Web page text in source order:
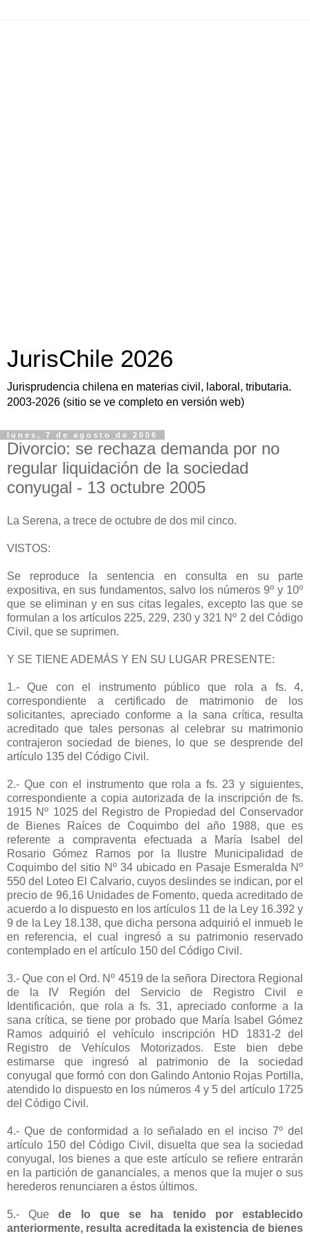
JurisChile 2026
Jurisprudencia chilena en materias civil, laboral, tributaria.
2003-2026 (sitio se ve completo en versión web)
lunes, 7 de agosto de 2006
Divorcio: se rechaza demanda por no
regular liquidación de la sociedad
conyugal - 13 octubre 2005
La Serena, a trece de octubre de dos mil cinco.
VISTOS:
Se reproduce la sentencia en consulta en su parte
expositiva, en sus fundamentos, salvo los números 9º y 10º
que se eliminan y en sus citas legales, excepto las que se
formulan a los artículos 225, 229, 230 y 321 Nº 2 del Código
Civil, que se suprimen.
Y SE TIENE ADEMÁS Y EN SU LUGAR PRESENTE:
1.- Que con el instrumento público que rola a fs. 4,
correspondiente a certificado de matrimonio de los
solicitantes, apreciado conforme a la sana crítica, resulta
acreditado que tales personas al celebrar su matrimonio
contrajeron sociedad de bienes, lo que se desprende del
artículo 135 del Código Civil.
2.- Que con el instrumento que rola a fs. 23 y siguientes,
correspondiente a copia autorizada de la inscripción de fs.
1915 Nº 1025 del Registro de Propiedad del Conservador
de Bienes Raíces de Coquimbo del año 1988, que es
referente a compraventa efectuada a María Isabel del
Rosario Gómez Ramos por la Ilustre Municipalidad de
Coquimbo del sitio Nº 34 ubicado en Pasaje Esmeralda Nº
550 del Loteo El Calvario, cuyos deslindes se indican, por el
precio de 96,16 Unidades de Fomento, queda acreditado de
acuerdo a lo dispuesto en los artículos 11 de la Ley 16.392 y
9 de la Ley 18.138, que dicha persona adquirió el inmueb le
en referencia, el cual ingresó a su patrimonio reservado
contemplado en el artículo 150 del Código Civil.
3.- Que con el Ord. Nº 4519 de la señora Directora Regional
de la IV Región del Servicio de Registro Civil e
Identificación, que rola a fs. 31, apreciado conforme a la
sana crítica, se tiene por probado que María Isabel Gómez
Ramos adquirió el vehículo inscripción HD 1831-2 del
Registro de Vehículos Motorizados. Este bien debe
estimarse que ingresó al patrimonio de la sociedad
conyugal que formó con don Galindo Antonio Rojas Portilla,
atendido lo dispuesto en los números 4 y 5 del artículo 1725
del Código Civil.
4.- Que de conformidad a lo señalado en el inciso 7º del
artículo 150 del Código Civil, disuelta que sea la sociedad
conyugal, los bienes a que este artículo se refiere entrarán
en la partición de gananciales, a menos que la mujer o sus
herederos renunciaren a éstos últimos.
5.- Quede lo que se ha tenido por establecido
anteriormente, resulta acreditada la existencia de bienes